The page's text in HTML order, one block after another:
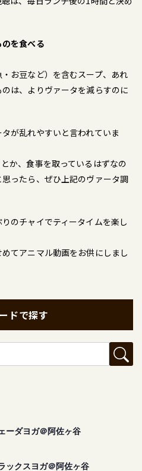
を食べる
お豆など）を含むスープ、あれ
は、よりヴァータを減らすのに
が乱れやすいと言われていま
か、食事を取っているはずなの
ったら、ぜひ上記のヴァータ調
のチャイでティータイムを楽し
てアニマル動画をお供にしまし
ドで探す
ーダヨガ＠阿佐ヶ谷
ックスヨガ＠阿佐ヶ谷